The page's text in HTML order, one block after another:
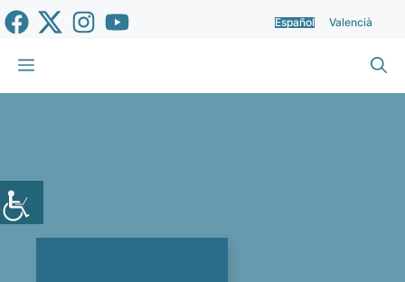
Saltar
al
contenido
Español Valencià
Menú